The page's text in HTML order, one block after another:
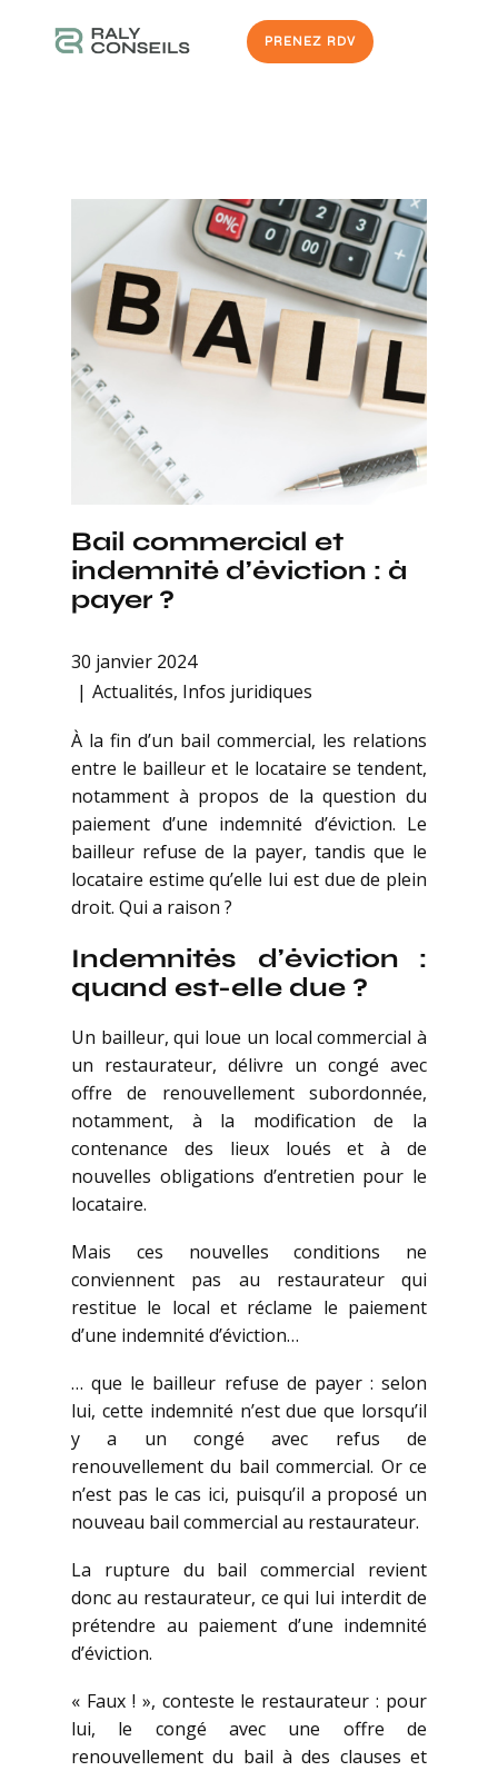
PRENEZ RDV
Bail commercial et
indemnité d’éviction : à
payer ?
30 janvier 2024
Actualités, Infos juridiques
À la fin d’un bail commercial, les relations
entre le bailleur et le locataire se tendent,
notamment à propos de la question du
paiement d’une indemnité d’éviction. Le
bailleur refuse de la payer, tandis que le
locataire estime qu’elle lui est due de plein
droit. Qui a raison ?
Indemnités d’éviction :
quand est-elle due ?
Un bailleur, qui loue un local commercial à
un restaurateur, délivre un congé avec
offre de renouvellement subordonnée,
notamment, à la modification de la
contenance des lieux loués et à de
nouvelles obligations d’entretien pour le
locataire.
Mais ces nouvelles conditions ne
conviennent pas au restaurateur qui
restitue le local et réclame le paiement
d’une indemnité d’éviction…
… que le bailleur refuse de payer : selon
lui, cette indemnité n’est due que lorsqu’il
y a un congé avec refus de
renouvellement du bail commercial. Or ce
n’est pas le cas ici, puisqu’il a proposé un
nouveau bail commercial au restaurateur.
La rupture du bail commercial revient
donc au restaurateur, ce qui lui interdit de
prétendre au paiement d’une indemnité
d’éviction.
« Faux ! », conteste le restaurateur : pour
lui, le congé avec une offre de
renouvellement du bail à des clauses et